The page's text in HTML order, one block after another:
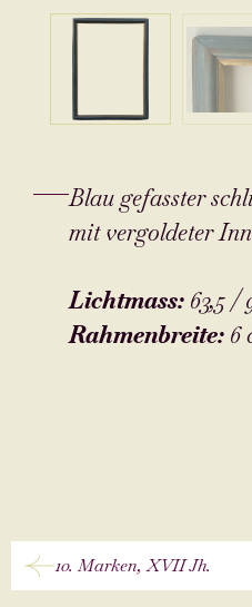
Blau gefasster
mit vergoldeter
Lichtmass:63,5 /
Rahmenbreite:6
10. Marken, XVII Jh.